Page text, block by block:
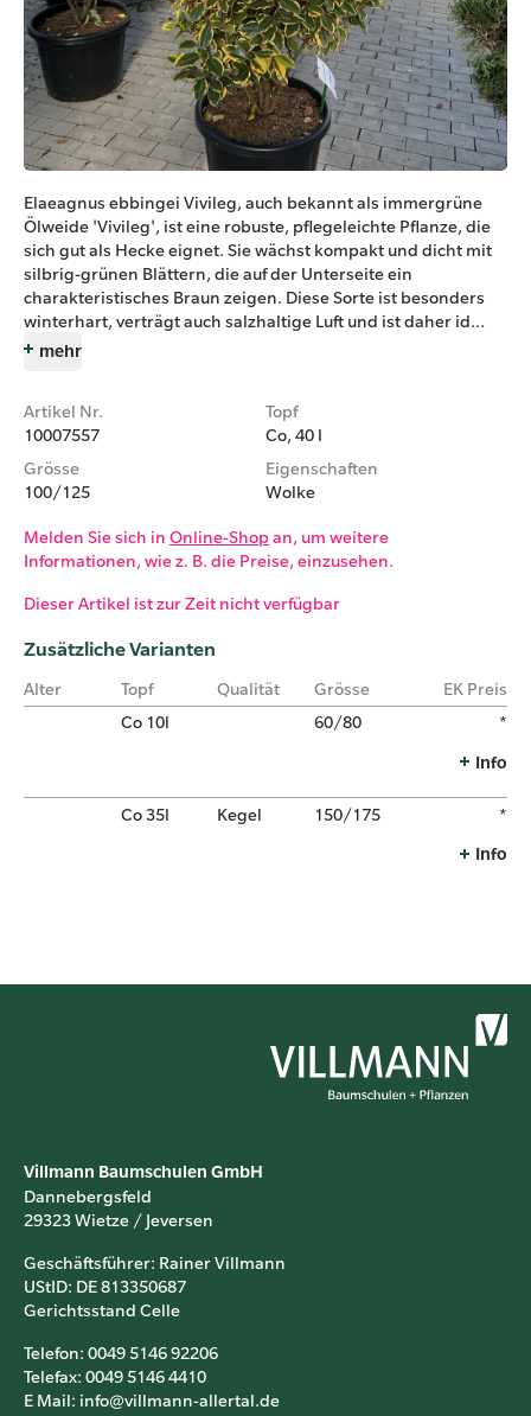
Elaeagnus ebbingei Vivileg, auch bekannt als immergrüne
Ölweide 'Vivileg', ist eine robuste, pflegeleichte Pflanze, die
sich gut als Hecke eignet. Sie wächst kompakt und dicht mit
silbrig-grünen Blättern, die auf der Unterseite ein
charakteristisches Braun zeigen. Diese Sorte ist besonders
winterhart, verträgt auch salzhaltige Luft und ist daher id...
mehr
Artikel Nr.
10007557
Topf
Co, 40 l
Grösse
100/125
Eigenschaften
Wolke
Melden Sie sich in Online-Shopan, um weitere
Informationen, wie z. B. die Preise, einzusehen.
Dieser Artikel ist zur Zeit nicht verfügbar
Zusätzliche Varianten
Alter Topf Qualität Grösse
EK Preis
Co 10l
60/80 *
Info
Co 35l Kegel 150/175 *
Info
Villmann Baumschulen GmbH
Dannebergsfeld
29323 Wietze / Jeversen
Geschäftsführer: Rainer Villmann
UStID: DE 813350687
Gerichtsstand Celle
Telefon: 0049 5146 92206
Telefax: 0049 5146 4410
E Mail: info@villmann-allertal.de